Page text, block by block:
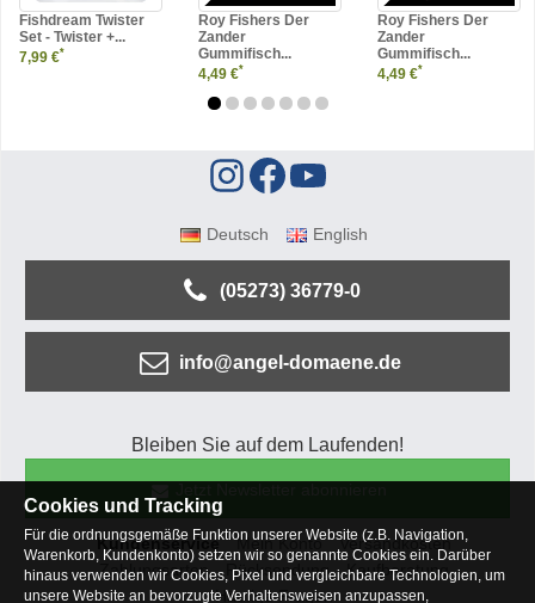
Fishdream Twister
Set - Twister +...
7,99 €*
Roy Fishers Der
Zander
Gummifisch...
4,49 €*
Roy Fishers Der
Zander
Gummifisch...
4,49 €*
Deutsch English
(05273) 36779-0
info@angel-domaene.de
Bleiben Sie auf dem Laufenden!
Kundenservice Mein Konto
Versandkosten
Zahlungsarten
Rücksendung
Kaufberatung
Häufige Fragen
Cookies und Tracking
Für die ordnungsgemäße Funktion unserer Website (z.B. Navigation,
Warenkorb, Kundenkonto) setzen wir so genannte Cookies ein. Darüber
hinaus verwenden wir Cookies, Pixel und vergleichbare Technologien, um
unsere Website an bevorzugte Verhaltensweisen anzupassen,